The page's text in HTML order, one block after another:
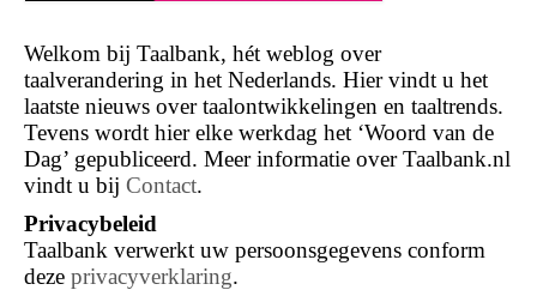
Welkom bij Taalbank, hét weblog over
taalverandering in het Nederlands. Hier vindt u het
laatste nieuws over taalontwikkelingen en taaltrends.
Tevens wordt hier elke werkdag het ‘Woord van de
Dag’ gepubliceerd. Meer informatie over Taalbank.nl
vindt u bij Contact.
Privacybeleid
Taalbank verwerkt uw persoonsgegevens conform
deze privacyverklaring.